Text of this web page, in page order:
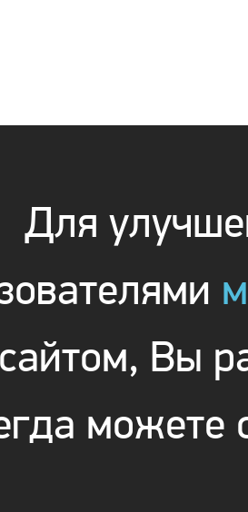
Для
Вы
можете